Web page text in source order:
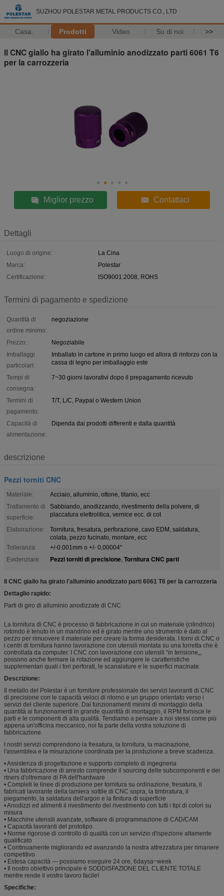
SUZHOU POLESTAR METAL PRODUCTS CO., LTD
Casa. Prodotti Video Su di noi >>
Il CNC giallo ha girato l'alluminio anodizzato parti 6061 T6
per la carrozzeria
Miglior prezzo Contattaci
Dettagli
Luogo di origine:
La Cina
Marca:
Polestar
Certificazione:
ISO9001:2008, ROHS
Termini di pagamento e spedizione
Quantità di
ordine minimo:
negoziazione
Prezzo:
Negoziabile
Imballaggi
particolari:
Imballato in cartone in primo luogo ed allora di rinforzo con la
cassa di legno per imballaggio este
Tempi di
consegna:
7~30 giorni lavorativi dopo il prepagamento ricevuto
Termini di
pagamento:
T/T, L/C, Paypal o Western Union
Capacità di
alimentazione:
Dipenda dai prodotti differenti e dalla quantità
descrizione
Pezzi torniti CNC
Materiale:
Acciaio, alluminio, ottone, titanio, ecc
Trattamento di
superficie:
Sabbiando, anodizzando, rivestimento della polvere, di
placcatura elettrolitica, vernice ecc. di cot
Elaborazione:
Tornitura, fresatura, perforazione, cavo EDM, saldatura,
colata, pezzo fucinato, montare, ecc
Tolleranza:
+/-0.001mm o +/- 0,00004"
Evidenziare:
Pezzi torniti di precisione, Tornitura CNC parti
Il CNC giallo ha girato l'alluminio anodizzato parti 6061 T6 per la carrozzeria
Dettaglio rapido:
Parti di giro di alluminio anodizzate di CNC
La tornitura di CNC è processo di fabbricazione in cui un materiale (cilindrico)
rotondo è tenuto in un mandrino ed è girato mentre uno strumento è dato al
pezzo per rimuovere il materiale per creare la forma desiderata. I torni di CNC o
i centri di tornitura hanno lavorazione con utensili montata su una torretta che è
controllata da computer. I CNC con lavorazione con utensili “in tensione„,
possono anche fermare la rotazione ed aggiungere le caratteristiche
supplementari quali i fori perforati, le scanalature e le superfici macinate.
Descrizione:
Il metallo del Polestar è un fornitore professionale dei servizi lavoranti di CNC
di precisione con le capacità veloci di ritorno e un gruppo orientato verso i
servizi del cliente superiore. Dai funzionamenti minimi di montaggio della
quantità ai funzionamenti in grande quantità di montaggio, il RPM fornisce le
parti e le componenti di alta qualità. Tendiamo a pensare a noi stessi come più
appena un'officina meccanico, noi fa parte della vostra soluzione di
fabbricazione.
I nostri servizi comprendono la fresatura, la tornitura, la macinazione,
l'assemblea e la misurazione coordinata per la produzione a breve scadenza.
• Assistenza di progettazione e supporto completo di ingegneria
• Una fabbricazione di arresto comprende il sourcing delle subcomponenti e dei
rtners d'oltremare di PA dell'hardware
• Completi le linee di produzione per tornitura su ordinazione, fresatura, il
fabricati lavorante della lamiera sottile di CNC sopra, la timbratura, il
piegamento, la saldatura dell'argon e la finitura di superficie
• Anodizzi ed alimenti il rivestimento del rivestimento con tutti i tipi di colori su
misura
• Macchine utensili avanzate, software di programmazione di CAD/CAM
• Capacità lavoranti del prototipo
• Norme rigorose di controllo di qualità con un servizio d'ispezione altamente
qualificato
• Continuamente migliorando ed avanzando la nostra attrezzatura per rimanere
competitivo
• Estesa capacità — possiamo eseguire 24 ore, 6daysa~week
• Il nostro obiettivo principale è SODDISFAZIONE DEL CLIENTE TOTALE
mentre rende il vostro lavoro facile!
Specifiche: